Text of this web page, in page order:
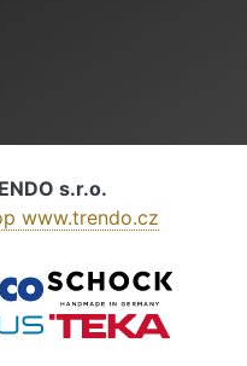
s.r.o.
www.trendo.cz